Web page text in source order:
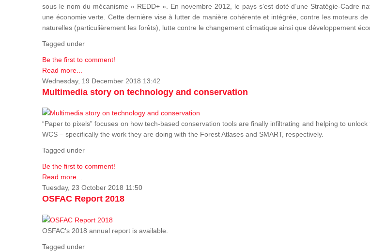
sous le nom du mécanisme « REDD+ ». En novembre 2012, le pays s’est doté d’une Stratégie-Cadre
une économie verte. Cette dernière vise à lutter de manière cohérente et intégrée, contre les moteurs
naturelles (particulièrement les forêts), lutte contre le changement climatique ainsi que développement
Tagged under
Be the first to comment!
Read more...
Wednesday, 19 December 2018 13:42
Multimedia story on technology and conservation
“Paper to pixels” focuses on how tech-based conservation tools are finally infiltrating and helping to
WCS – specifically the work they are doing with the Forest Atlases and SMART, respectively.
Tagged under
Be the first to comment!
Read more...
Tuesday, 23 October 2018 11:50
OSFAC Report 2018
OSFAC's 2018 annual report is available.
Tagged under